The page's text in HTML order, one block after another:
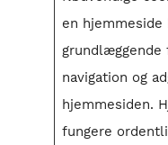
en hjemmeside
navigation og
hjemmesiden.
fungere